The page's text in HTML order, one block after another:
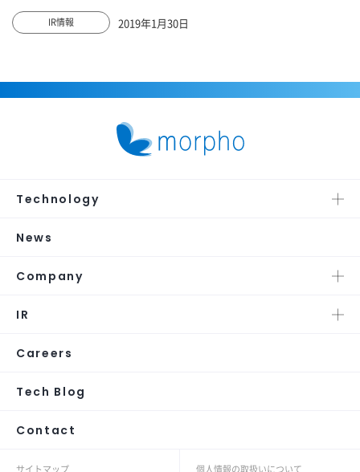
IR情報 2019年1月30日
Technology
News
Company
IR
Careers
Tech Blog
Contact
サイトマップ 個人情報の取扱いについて